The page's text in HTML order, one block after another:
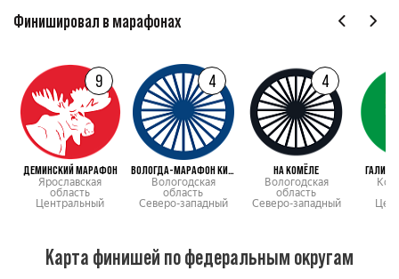
Финишировал в марафонах
9
ДЕМИНСКИЙ МАРАФОН
Ярославская
область
Центральный
4
ВОЛОГДА-МАРАФОН КИРИКИ-УЛИТА
Вологодская
область
Северо-западный
4
НА КОМЁЛЕ
Вологодская
область
Северо-западный
Карта финишей по федеральным округам